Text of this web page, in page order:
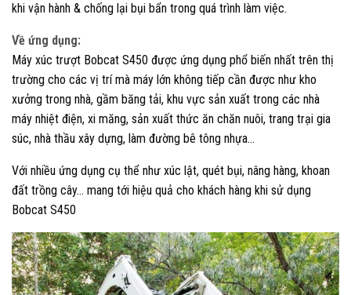
khi vận hành & chống lại bụi bẩn trong quá trình làm việc.
Về ứng dụng:
Máy xúc trượt Bobcat S450 được ứng dụng phổ biến nhất trên thị
trường cho các vị trí mà máy lớn không tiếp cần được như kho
xưởng trong nhà, gầm băng tải, khu vực sản xuất trong các nhà
máy nhiệt điện, xi măng, sản xuất thức ăn chăn nuôi, trang trại gia
súc, nhà thầu xây dựng, làm đường bê tông nhựa…
Với nhiều ứng dụng cụ thể như xúc lật, quét bụi, nâng hàng, khoan
đất trồng cây… mang tới hiệu quả cho khách hàng khi sử dụng
Bobcat S450